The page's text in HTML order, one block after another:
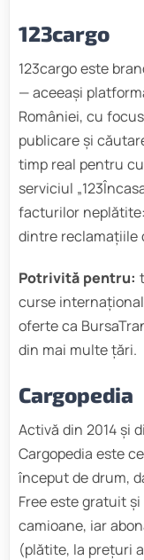
123cargo
123cargo este
— aceeași
României, cu
publicare și
timp real pentru
serviciul
facturilor
dintre reclamațiile
Potrivită pentru:
curse
oferte ca
din mai multe țări.
Cargopedia
Activă din 2014 și
Cargopedia este
început de drum,
Free este gratuit
camioane, iar
(plătite, la prețuri